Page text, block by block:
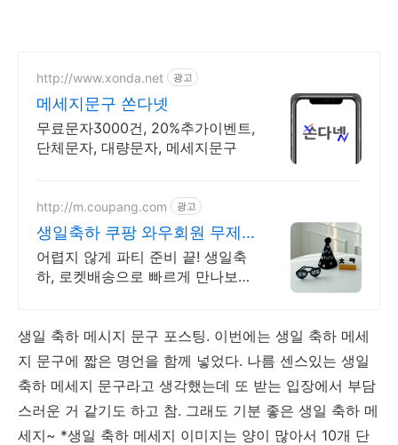
http://www.xonda.net 광고
메세지문구 쏜다넷
무료문자3000건, 20%추가이벤트,
단체문자, 대량문자, 메세지문구
http://m.coupang.com 광고
생일축하 쿠팡 와우회원 무제
한 무료배송
어렵지 않게 파티 준비 끝! 생일축
하, 로켓배송으로 빠르게 만나보세
생일 축하 메시지 문구 포스팅. 이번에는 생일 축하 메세
지 문구에 짧은 명언을 함께 넣었다. 나름 센스있는 생일
축하 메세지 문구라고 생각했는데 또 받는 입장에서 부담
스러운 거 같기도 하고 참. 그래도 기분 좋은 생일 축하 메
세지~ *생일 축하 메세지 이미지는 양이 많아서 10개 단